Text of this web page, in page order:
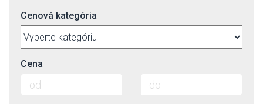
Cenová kategória
Cena